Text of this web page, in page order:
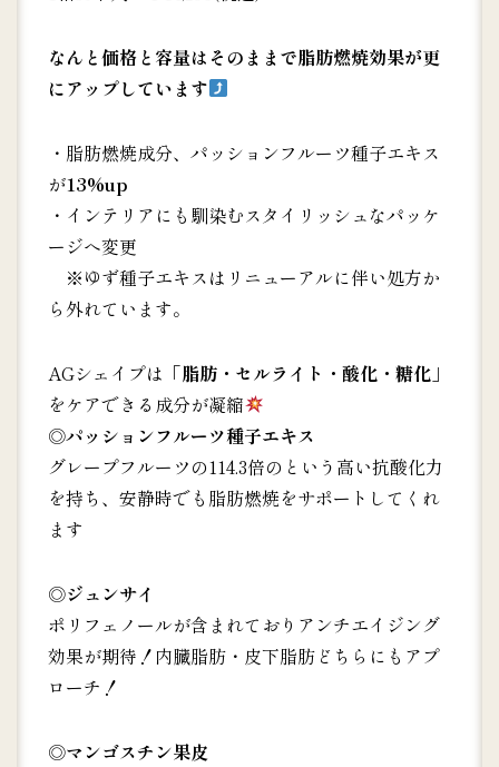
なんと価格と容量はそのままで脂肪燃焼効果が更
にアップしています
・脂肪燃焼成分、パッションフルーツ種子エキス
が13%up
・インテリアにも馴染むスタイリッシュなパッケ
ージへ変更
※ゆず種子エキスはリニューアルに伴い処方か
ら外れています。
AGシェイプは 「脂肪・セルライト・酸化・糖化」
をケアできる成分が凝縮
◎パッションフルーツ種子エキス
グレープフルーツの114.3倍のという高い抗酸化力
を持ち、安静時でも脂肪燃焼をサポートしてくれ
ます
◎ジュンサイ
ポリフェノールが含まれておりアンチエイジング
効果が期待！内臓脂肪・皮下脂肪どちらにもアプ
ローチ！
◎マンゴスチン果皮